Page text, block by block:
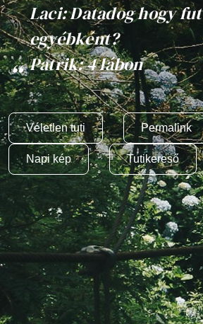
Laci: Datadog hogy fut
egyébként?
Patrik: 4 lábon
Véletlen tuti Permalink
Napi kép Tutikereső